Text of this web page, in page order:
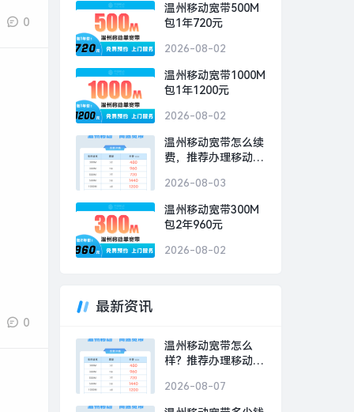
0
0
温州移动宽带500M
包1年720元
2026-08-02
温州移动宽带1000M
包1年1200元
2026-08-02
温州移动宽带怎么续
费，推荐办理移动
2026-08-03
温州移动宽带300M
包2年960元
2026-08-02
最新资讯
温州移动宽带怎么
样？推荐办理移动
2026-08-07